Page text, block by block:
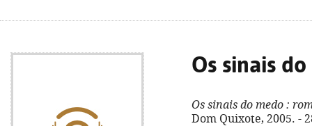
Os sinais
Os sinais do medo :
Dom Quixote, 2005. -